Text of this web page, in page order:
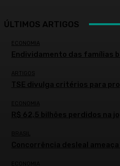
ÚLTIMOS ARTIGOS
ECONOMIA
Endividamento das famílias
ARTIGOS
TSE divulga critérios para